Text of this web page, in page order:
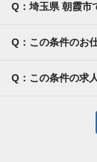
Q：埼玉県 朝霞市
Q：この条件のお
Q：この条件の求